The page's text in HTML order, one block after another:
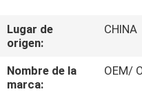
SOBRE
NOSOTROS
Lugar de
origen:
CHINA
Nombre de la
marca:
OEM/